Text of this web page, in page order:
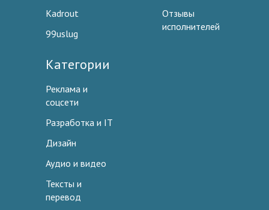
Kadrout
99uslug
Отзывы
исполнителей
Категории
Реклама и
соцсети
Разработка и IT
Дизайн
Аудио и видео
Тексты и
перевод